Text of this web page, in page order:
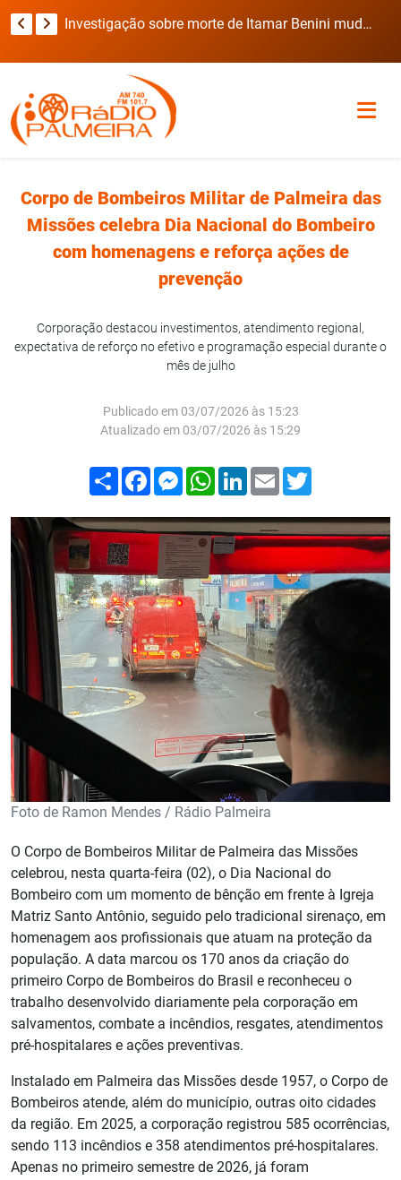
Viatura da Brigada Militar invade casa durante deslocamento para ocorrência com refém no RS Investigação sobre morte de Itamar Benini muda de rumo após laudo preliminar
Corpo de Bombeiros Militar de Palmeira das
Missões celebra Dia Nacional do Bombeiro
com homenagens e reforça ações de
prevenção
Corporação destacou investimentos, atendimento regional,
expectativa de reforço no efetivo e programação especial durante o
mês de julho
Publicado em 03/07/2026 às 15:23
Atualizado em 03/07/2026 às 15:29
Compartilhar
FacebookMessenger
WhatsApp
LinkedIn
Email
Foto de Ramon Mendes / Rádio Palmeira
O Corpo de Bombeiros Militar de Palmeira das Missões
celebrou, nesta quarta-feira (02), o Dia Nacional do
Bombeiro com um momento de bênção em frente à Igreja
Matriz Santo Antônio, seguido pelo tradicional sirenaço, em
homenagem aos profissionais que atuam na proteção da
população. A data marcou os 170 anos da criação do
primeiro Corpo de Bombeiros do Brasil e reconheceu o
trabalho desenvolvido diariamente pela corporação em
salvamentos, combate a incêndios, resgates, atendimentos
pré-hospitalares e ações preventivas.
Instalado em Palmeira das Missões desde 1957, o Corpo de
Bombeiros atende, além do município, outras oito cidades
da região. Em 2025, a corporação registrou 585 ocorrências,
sendo 113 incêndios e 358 atendimentos pré-hospitalares.
Apenas no primeiro semestre de 2026, já foram